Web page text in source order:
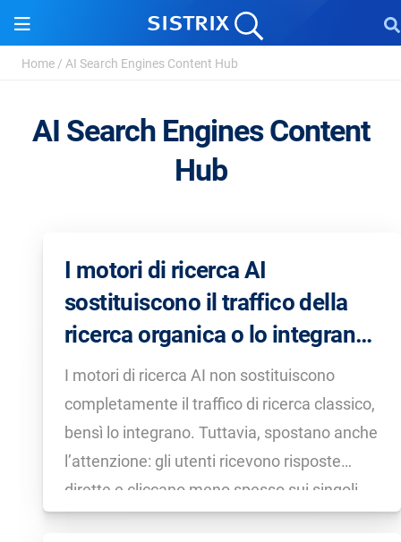
Home / AI Search Engines Content Hub
AI Search Engines Content
Hub
I motori di ricerca AI
sostituiscono il traffico della
ricerca organica o lo integrano
soltanto?
I motori di ricerca AI non sostituiscono
completamente il traffico di ricerca classico,
bensì lo integrano. Tuttavia, spostano anche
l’attenzione: gli utenti ricevono risposte
dirette e cliccano meno spesso sui singoli
risultati, il che può ridurre la quota di traffico